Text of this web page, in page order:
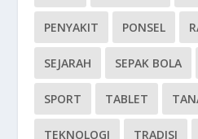
PENYAKIT PONSEL
SEJARAH SEPAK BOLA
SPORT TABLET
TEKNOLOGI TRADISI